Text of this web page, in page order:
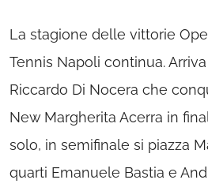
La stagione delle vittorie
Tennis Napoli continua.
Riccardo Di Nocera che
New Margherita Acerra in
solo, in semifinale si piazza
quarti Emanuele Bastia e